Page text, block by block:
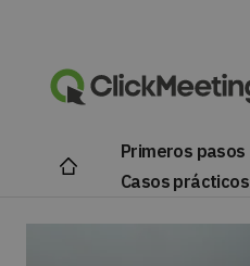
Primeros pasos
Casos prácticos